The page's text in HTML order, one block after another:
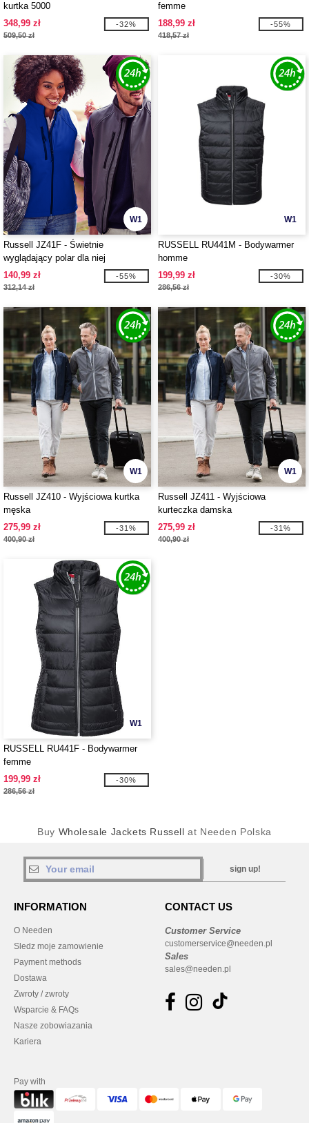
kurtka 5000
348,99 zł
509,50 zł
-32%
femme
188,99 zł
418,57 zł
-55%
W1
Russell JZ41F - Świetnie
wyglądający polar dla niej
140,99 zł
312,14 zł
-55%
W1
RUSSELL RU441M - Bodywarmer
homme
199,99 zł
286,56 zł
-30%
W1
Russell JZ410 - Wyjściowa kurtka
męska
275,99 zł
400,90 zł
-31%
W1
Russell JZ411 - Wyjściowa
kurteczka damska
275,99 zł
400,90 zł
-31%
W1
RUSSELL RU441F - Bodywarmer
femme
199,99 zł
286,56 zł
-30%
Buy Wholesale Jackets Russell at Needen Polska
sign up!
INFORMATION
O Needen
Sledz moje zamowienie
Payment methods
Dostawa
Zwroty / zwroty
Wsparcie & FAQs
Nasze zobowiazania
Kariera
CONTACT US
Customer Service
customerservice@needen.pl
Sales
sales@needen.pl
Pay with